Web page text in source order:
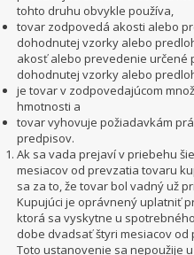
tohto druhu obvykle používa,
tovar zodpovedá akosti alebo
dohodnutej vzorky alebo
akosť alebo prevedenie určené
dohodnutej vzorky alebo
je tovar v zodpovedajúcom
hmotnosti a
tovar vyhovuje požiadavkám
predpisov.
Ak sa vada prejaví v priebehu
mesiacov od prevzatia tovaru
sa za to, že tovar bol vadný už
Kupujúci je oprávnený uplatniť
ktorá sa vyskytne u
dobe dvadsať štyri mesiacov od
Toto ustanovenie sa nepoužije